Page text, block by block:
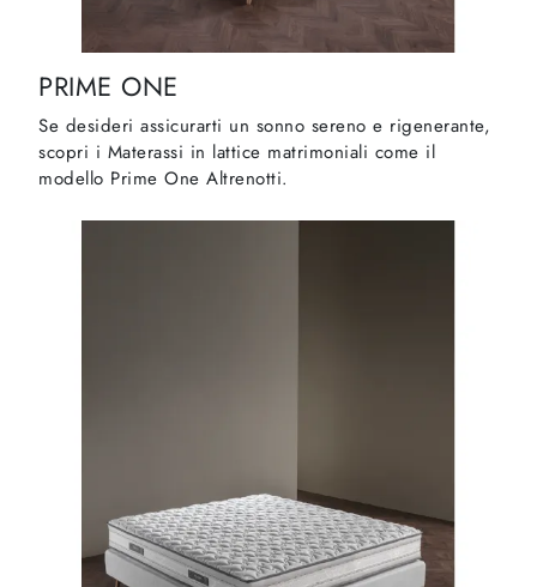
PRIME ONE
Se desideri assicurarti un sonno sereno e rigenerante,
scopri i Materassi in lattice matrimoniali come il
modello Prime One Altrenotti.